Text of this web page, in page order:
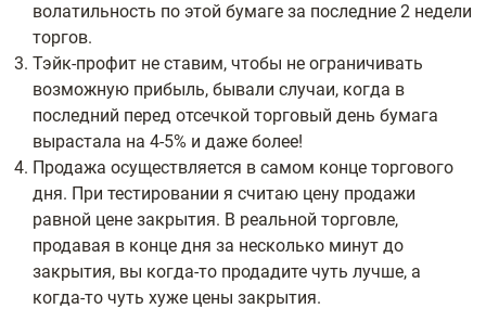
волатильность по этой бумаге за последние 2 недели
торгов.
Тэйк-профит не ставим, чтобы не ограничивать
возможную прибыль, бывали случаи, когда в
последний перед отсечкой торговый день бумага
вырастала на 4-5% и даже более!
Продажа осуществляется в самом конце торгового
дня. При тестировании я считаю цену продажи
равной цене закрытия. В реальной торговле,
продавая в конце дня за несколько минут до
закрытия, вы когда-то продадите чуть лучше, а
когда-то чуть хуже цены закрытия.